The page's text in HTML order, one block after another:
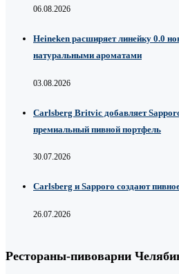
06.08.2026
Heineken расширяет линейку 0.0
натуральными ароматами
03.08.2026
Carlsberg Britvic добавляет
премиальный пивной портфель
30.07.2026
Carlsberg и Sapporo создают
26.07.2026
Рестораны-пивоварни